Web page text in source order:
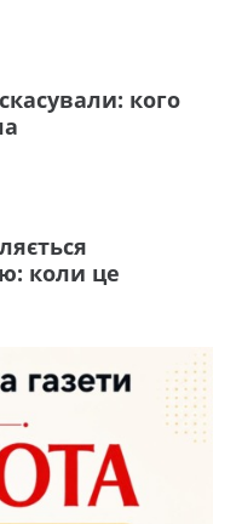
кого
коли це